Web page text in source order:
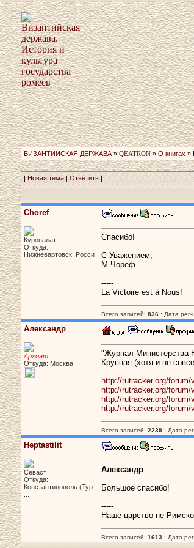
ВИЗАНТИЙСКАЯ ДЕРЖАВА » QEATRON » О книгах »
| Новая тема|Ответить |
Choref
Куропалат
Откуда:
Нижневартовск, Росси
Спасибо!
С Уважением,
М.Чореф
-----
La Victoire est à Nous!
Всего записей: 836 : Дата рег-
Александр
Архонт
Откуда: Москва
"Журнал
Крупная (хотя и не
http://rutracker.org/
http://rutracker.org/
http://rutracker.org/
http://rutracker.org/
Всего записей: 2239 : Дата
Heptastilit
Севаст
Откуда:
Константинополь (Тур
Александр
Большое спасибо!
-----
Наше царство не
Всего записей: 1613 : Дата